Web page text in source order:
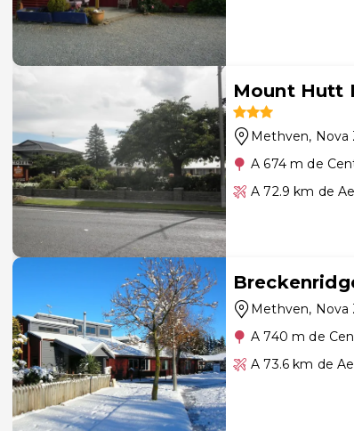
Mount Hutt
Methven, Nova
A 674 m de
A 72.9 km de
Methven, Nova
A 740 m de
A 73.6 km de